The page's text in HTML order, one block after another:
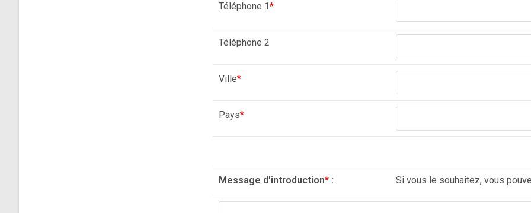
Téléphone 1*
Téléphone 2
Ville*
Pays*
Message d'introduction* : Si vous le souhaitez, vous